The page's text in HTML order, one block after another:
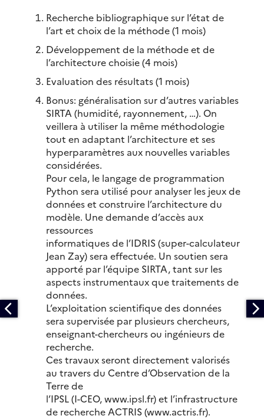
Recherche bibliographique sur l’état de
l’art et choix de la méthode (1 mois)
Développement de la méthode et de
l’architecture choisie (4 mois)
Evaluation des résultats (1 mois)
Bonus: généralisation sur d’autres variables
SIRTA (humidité, rayonnement, …). On
veillera à utiliser la même méthodologie
tout en adaptant l’architecture et ses
hyperparamètres aux nouvelles variables
considérées.
Pour cela, le langage de programmation
Python sera utilisé pour analyser les jeux de
données et construire l’architecture du
modèle. Une demande d’accès aux
ressources
informatiques de l’IDRIS (super-calculateur
Jean Zay) sera effectuée. Un soutien sera
apporté par l’équipe SIRTA, tant sur les
aspects instrumentaux que traitements de
données.
L’exploitation scientifique des données
sera supervisée par plusieurs chercheurs,
enseignant-chercheurs ou ingénieurs de
recherche.
Ces travaux seront directement valorisés
au travers du Centre d’Observation de la
Terre de
l’IPSL (I-CEO, www.ipsl.fr) et l’infrastructure
de recherche ACTRIS (www.actris.fr).